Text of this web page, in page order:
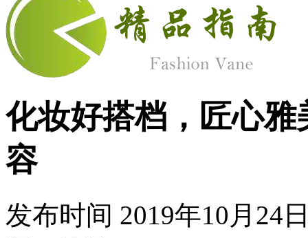
化妆好搭档，匠心
容
发布时间 2019年10月